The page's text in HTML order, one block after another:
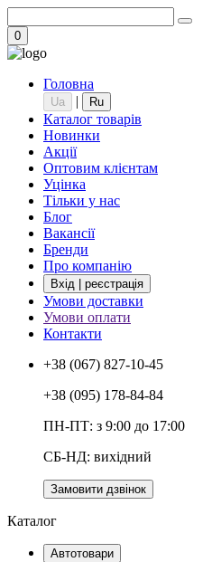
0
Головна
Ua | Ru
Каталог товарів
Новинки
Акції
Оптовим клієнтам
Уцінка
Тільки у нас
Блог
Вакансії
Бренди
Про компанію
Вхід | реєстрація
Умови доставки
Умови оплати
Контакти
+38 (067) 827-10-45
+38 (095) 178-84-84
ПН-ПТ: з 9:00 до 17:00
СБ-НД: вихідний
Замовити дзвінок
Каталог
Автотовари